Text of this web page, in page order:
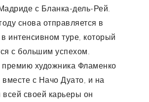
с Бланка-дель-Рей.
снова отправляется в
интенсивном туре, который
с большим успехом.
художника Фламенко
с Начо Дуато, и на
своей карьеры он